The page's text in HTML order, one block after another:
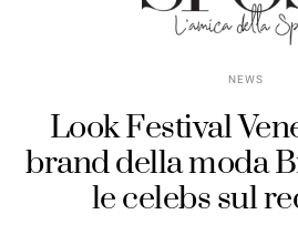
NEWS
Look Festival
brand della moda
le celebs sul